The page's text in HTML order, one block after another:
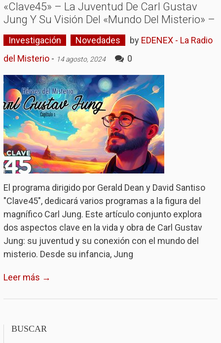
«Clave45» – La Juventud De Carl Gustav
Jung Y Su Visión Del «mundo Del Misterio» –
Investigación Novedades by EDENEX - La Radio
del Misterio- 14 agosto, 2024 0
El programa dirigido por Gerald Dean y David Santiso
"Clave45", dedicará varios programas a la figura del
magnífico Carl Jung. Este artículo conjunto explora
dos aspectos clave en la vida y obra de Carl Gustav
Jung: su juventud y su conexión con el mundo del
misterio. Desde su infancia, Jung
Leer más →
BUSCAR